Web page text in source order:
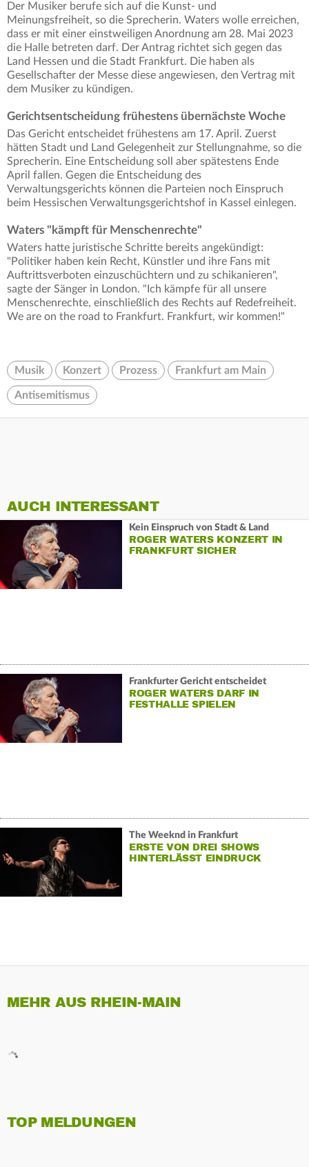
Der Musiker berufe sich auf die Kunst- und
Meinungsfreiheit, so die Sprecherin. Waters wolle erreichen,
dass er mit einer einstweiligen Anordnung am 28. Mai 2023
die Halle betreten darf. Der Antrag richtet sich gegen das
Land Hessen und die Stadt Frankfurt. Die haben als
Gesellschafter der Messe diese angewiesen, den Vertrag mit
dem Musiker zu kündigen.
Gerichtsentscheidung frühestens übernächste Woche
Das Gericht entscheidet frühestens am 17. April. Zuerst
hätten Stadt und Land Gelegenheit zur Stellungnahme, so die
Sprecherin. Eine Entscheidung soll aber spätestens Ende
April fallen. Gegen die Entscheidung des
Verwaltungsgerichts können die Parteien noch Einspruch
beim Hessischen Verwaltungsgerichtshof in Kassel einlegen.
Waters "kämpft für Menschenrechte"
Waters hatte juristische Schritte bereits angekündigt:
"Politiker haben kein Recht, Künstler und ihre Fans mit
Auftrittsverboten einzuschüchtern und zu schikanieren",
sagte der Sänger in London. "Ich kämpfe für all unsere
Menschenrechte, einschließlich des Rechts auf Redefreiheit.
We are on the road to Frankfurt. Frankfurt, wir kommen!"
Musik Konzert Prozess Frankfurt am Main
Antisemitismus
AUCH INTERESSANT
Kein Einspruch von Stadt & Land
ROGER WATERS KONZERT IN
FRANKFURT SICHER
Frankfurter Gericht entscheidet
ROGER WATERS DARF IN
FESTHALLE SPIELEN
The Weeknd in Frankfurt
ERSTE VON DREI SHOWS
HINTERLÄSST EINDRUCK
MEHR AUS RHEIN-MAIN
TOP MELDUNGEN